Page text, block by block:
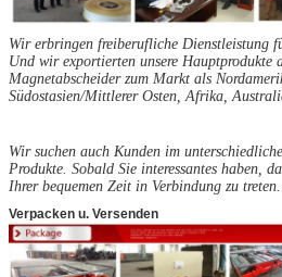
Wir erbringen freiberufliche Dienstleistung
Und wir exportierten unsere Hauptprodukte
Magnetabscheider zum Markt als
Südostasien/Mittlerer Osten, Afrika,
Wir suchen auch Kunden im
Produkte. Sobald Sie interessantes haben,
Ihrer bequemen Zeit in Verbindung zu treten.
Verpacken u. Versenden